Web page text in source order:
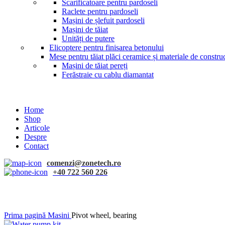
Scarificatoare pentru pardoseli
Raclete pentru pardoseli
Mașini de șlefuit pardoseli
Mașini de tăiat
Unități de putere
Elicoptere pentru finisarea betonului
Mese pentru tăiat plăci ceramice și materiale de
Mașini de tăiat pereți
Ferăstraie cu cablu diamantat
Home
Shop
Articole
Despre
Contact
comenzi@zonetech.ro
+40 722 560 226
Prima pagină Masini Pivot wheel, bearing